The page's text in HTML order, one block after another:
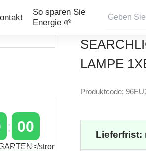
So sparen Sie
Energie 🌱
LAMPE
00
SEKUNDEN
Produktcode:
Lieferfrist: